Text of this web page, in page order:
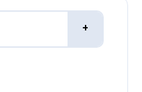
+